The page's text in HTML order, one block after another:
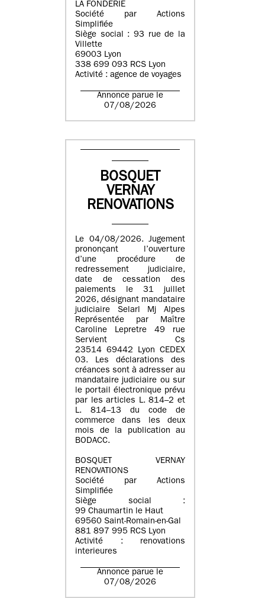
LA FONDERIE
Société par Actions
Simplifiée
Siège social : 93 rue de la
Villette
69003 Lyon
338 699 093 RCS Lyon
Activité : agence de voyages
Annonce parue le
07/08/2026
BOSQUET
VERNAY
RENOVATIONS
Le 04/08/2026. Jugement
prononçant l’ouverture
d’une procédure de
redressement judiciaire,
date de cessation des
paiements le 31 juillet
2026, désignant mandataire
judiciaire Selarl Mj Alpes
Représentée par Maître
Caroline Lepretre 49 rue
Servient Cs
23514 69442 Lyon CEDEX
03. Les déclarations des
créances sont à adresser au
mandataire judiciaire ou sur
le portail électronique prévu
par les articles L. 814–2 et
L. 814–13 du code de
commerce dans les deux
mois de la publication au
BODACC.
BOSQUET VERNAY
RENOVATIONS
Société par Actions
Simplifiée
Siège social :
99 Chaumartin le Haut
69560 Saint-Romain-en-Gal
881 897 995 RCS Lyon
Activité : renovations
interieures
Annonce parue le
07/08/2026